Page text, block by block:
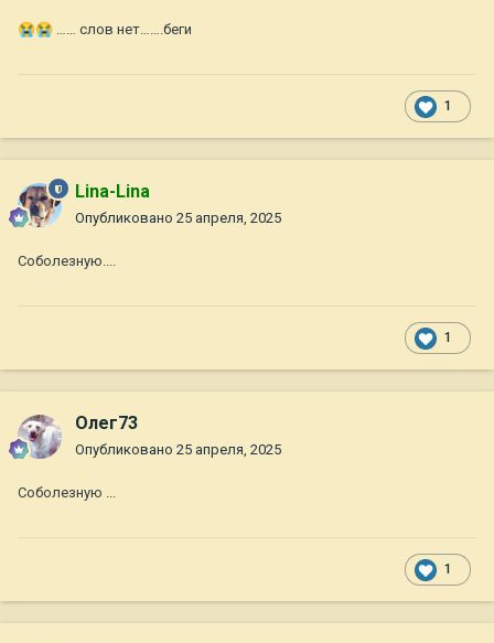
😭😭 …… слов нет…….беги
1
Lina-Lina
Опубликовано 25 апреля, 2025
Соболезную....
1
Олег73
Опубликовано 25 апреля, 2025
Соболезную ...
1